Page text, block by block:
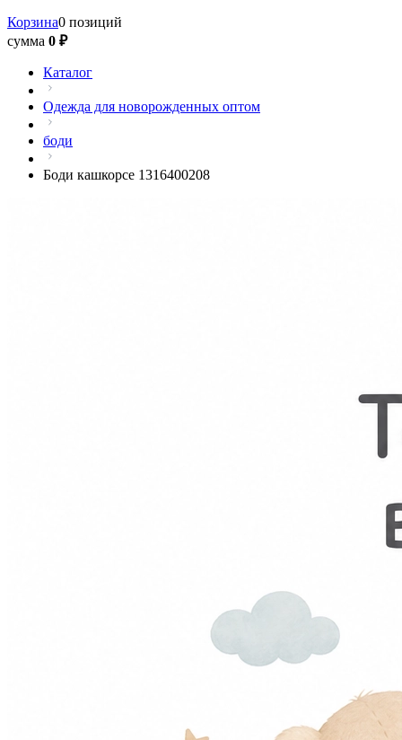
Корзина0 позиций
сумма 0 ₽
Каталог
Одежда для новорожденных оптом
боди
Боди кашкорсе 1316400208